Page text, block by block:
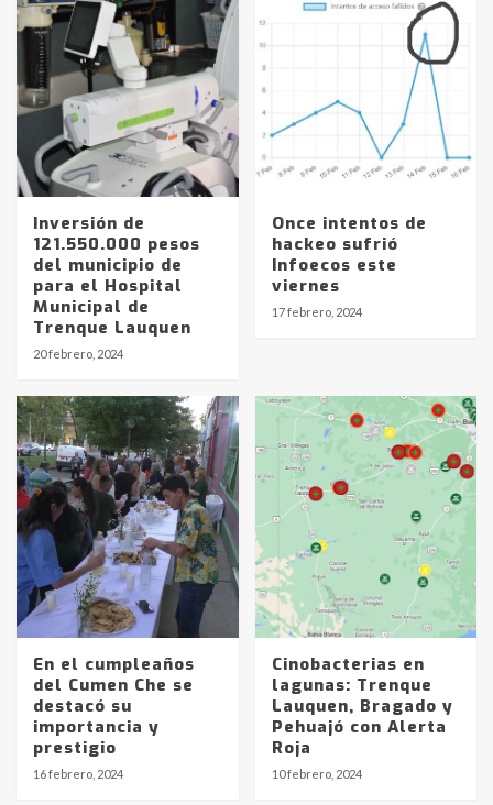
Inversión de
121.550.000 pesos
del municipio de
para el Hospital
Municipal de
Trenque Lauquen
20 febrero, 2024
Once intentos de
hackeo sufrió
Infoecos este
viernes
17 febrero, 2024
En el cumpleaños
del Cumen Che se
destacó su
importancia y
prestigio
16 febrero, 2024
Cinobacterias en
lagunas: Trenque
Lauquen, Bragado y
Pehuajó con Alerta
Roja
10 febrero, 2024
Identidad de los adolescentes
pampeanos que fueron
4
Accidente en Ruta 5: falleció un
joven de Trenque Lauquen
Los precios de los combustibles en
La Pampa, desde YPF hasta Axion
entre 857 a 1338 pesos
6
La Bolsa de Cereales de Bahía
Blanca anticipa que Agosto vendrá
con lluvias y heladas, en gran parte